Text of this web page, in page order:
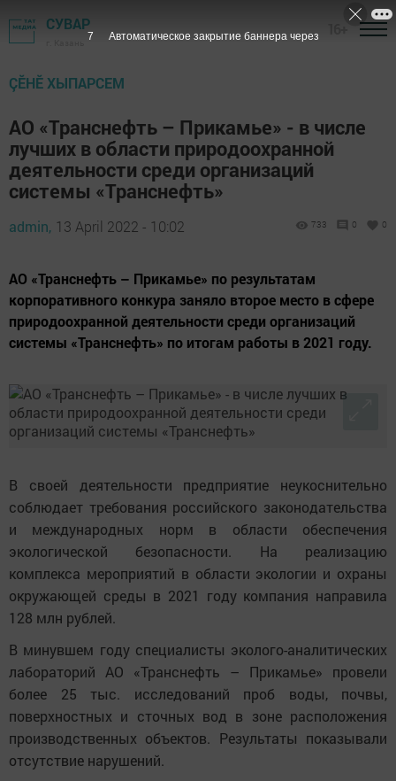
СУВАР
ÇӖНӖ ХЫПАРСЕМ
АО «Транснефть – Прикамье» - в числе
лучших в области природоохранной
деятельности среди организаций
системы «Транснефть»
admin, 13 April 2022 - 10:02 733 0 0
АО «Транснефть – Прикамье» по результатам
корпоративного конкура заняло второе место в сфере
природоохранной деятельности среди организаций
системы «Транснефть» по итогам работы в 2021 году.
В своей деятельности предприятие неукоснительно
соблюдает требования российского законодательства
и международных норм в области обеспечения
экологической безопасности. На реализацию
комплекса мероприятий в области экологии и охраны
окружающей среды в 2021 году компания направила
128 млн рублей.
В минувшем году специалисты эколого-аналитических
лабораторий АО «Транснефть – Прикамье» провели
более 25 тыс. исследований проб воды, почвы,
поверхностных и сточных вод в зоне расположения
производственных объектов. Результаты показывали
отсутствие нарушений.
7 Автоматическое закрытие баннера через